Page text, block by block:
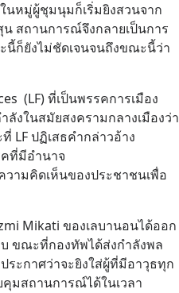
นหมู่ผู้ชุมนุมก็เริ่มยิงสวนจาก
สถานการณ์จึงกลายเป็นการ
นี้ก็ยังไม่ชัดเจนจนถึงขณะนี้ว่า
(LF) ที่เป็นพรรคการเมือง
ลังในสมัยสงครามกลางเมืองว่า
LF ปฏิเสธคำกล่าวอ้าง
ที่มีอำนาจ
ามคิดเห็นของประชาชนเพื่อ
Mikati ของเลบานอนได้ออก
ขณะที่กองทัพได้ส่งกำลังพล
ะกาศว่าจะยิงใส่ผู้ที่มีอาวุธทุก
มสถานการณ์ได้ในเวลา